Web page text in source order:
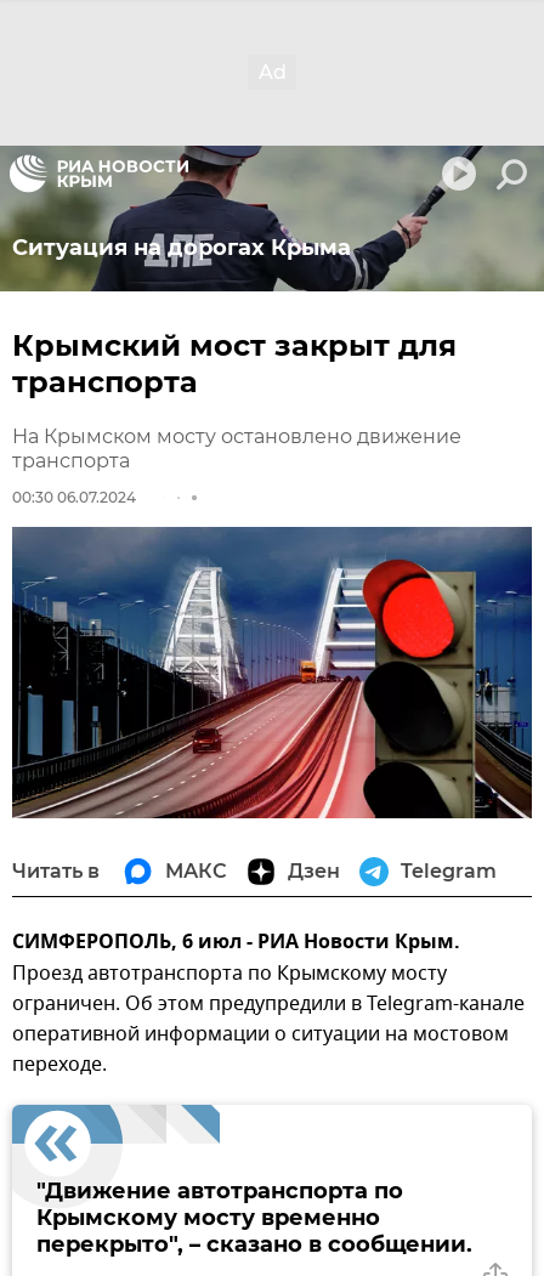
Ситуация на дорогах Крыма
Крымский мост закрыт для
транспорта
На Крымском мосту остановлено движение
транспорта
00:30 06.07.2024
Читать в МАКС Дзен Telegram
СИМФЕРОПОЛЬ, 6 июл - РИА Новости Крым.
Проезд автотранспорта по Крымскому мосту
ограничен. Об этом предупредили в Telegram-канале
оперативной информации о ситуации на мостовом
переходе.
"Движение автотранспорта по
Крымскому мосту временно
перекрыто", – сказано в сообщении.